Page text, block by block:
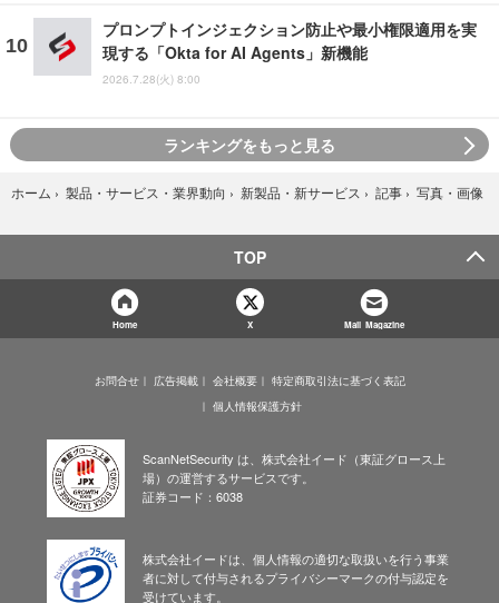
プロンプトインジェクション防止や最小権限適用を実
現する「Okta for AI Agents」新機能
2026.7.28(火) 8:00
ランキングをもっと見る
ホーム › 製品・サービス・業界動向 › 新製品・新サービス › 記事 › 写真・画像
TOP
Home X Mail Magazine
お問合せ 広告掲載 会社概要
特定商取引法に基づく表記
個人情報保護方針
ScanNetSecurity は、株式会社イード（東証グロース上
場）の運営するサービスです。
証券コード：6038
株式会社イードは、個人情報の適切な取扱いを行う事業
者に対して付与されるプライバシーマークの付与認定を
受けています。